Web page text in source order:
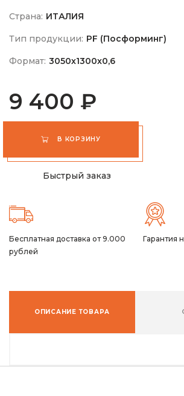
Страна: ИТАЛИЯ
Тип продукции: PF (Посформинг)
Формат: 3050х1300х0,6
9 400 ₽
В КОРЗИНУ
Быстрый заказ
Бесплатная доставка от 9.000
рублей
Гарантия
ОПИСАНИЕ ТОВАРА